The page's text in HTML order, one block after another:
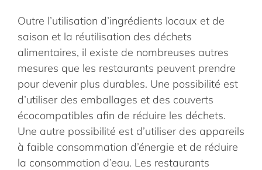
Outre l’utilisation d’ingrédients locaux et de
saison et la réutilisation des déchets
alimentaires, il existe de nombreuses autres
mesures que les restaurants peuvent prendre
pour devenir plus durables. Une possibilité est
d’utiliser des emballages et des couverts
écocompatibles afin de réduire les déchets.
Une autre possibilité est d’utiliser des appareils
à faible consommation d’énergie et de réduire
la consommation d’eau. Les restaurants